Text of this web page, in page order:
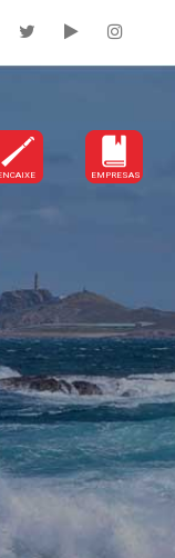
EMPRESAS